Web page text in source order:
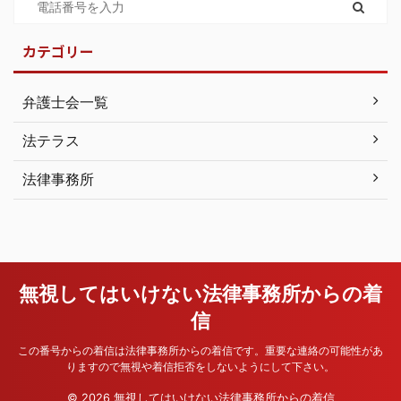
カテゴリー
弁護士会一覧
法テラス
法律事務所
無視してはいけない法律事務所からの着
信
この番号からの着信は法律事務所からの着信です。重要な連絡の可能性があ
りますので無視や着信拒否をしないようにして下さい。
© 2026 無視してはいけない法律事務所からの着信